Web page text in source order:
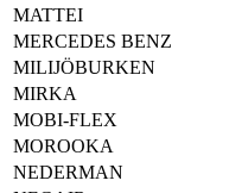
MATTEI
MERCEDES BENZ
MILIJÖBURKEN
MIRKA
MOBI-FLEX
MOROOKA
NEDERMAN